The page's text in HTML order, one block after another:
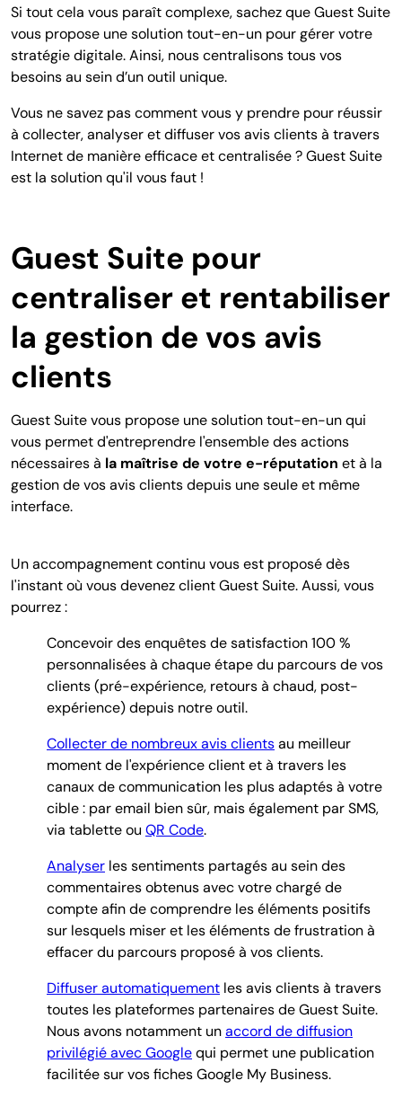
Si tout cela vous paraît complexe, sachez que Guest Suite
vous propose une solution tout-en-un pour gérer votre
stratégie digitale. Ainsi, nous centralisons tous vos
besoins au sein d’un outil unique.
Vous ne savez pas comment vous y prendre pour réussir
à collecter, analyser et diffuser vos avis clients à travers
Internet de manière efficace et centralisée ? Guest Suite
est la solution qu'il vous faut !
Guest Suite pour
centraliser et rentabiliser
la gestion de vos avis
clients
Guest Suite vous propose une solution tout-en-un qui
vous permet d'entreprendre l'ensemble des actions
nécessaires à la maîtrise de votre e-réputation et à la
gestion de vos avis clients depuis une seule et même
interface.
Un accompagnement continu vous est proposé dès
l'instant où vous devenez client Guest Suite. Aussi, vous
pourrez :
Concevoir des enquêtes de satisfaction 100 %
personnalisées à chaque étape du parcours de vos
clients (pré-expérience, retours à chaud, post-
expérience) depuis notre outil.
Collecter de nombreux avis clientsau meilleur
moment de l'expérience client et à travers les
canaux de communication les plus adaptés à votre
cible : par email bien sûr, mais également par SMS,
via tablette ou QR Code.
Analyser les sentiments partagés au sein des
commentaires obtenus avec votre chargé de
compte afin de comprendre les éléments positifs
sur lesquels miser et les éléments de frustration à
effacer du parcours proposé à vos clients.
Diffuser automatiquement les avis clients à travers
toutes les plateformes partenaires de Guest Suite.
Nous avons notamment unaccord de diffusion
privilégié avec Googlequi permet une publication
facilitée sur vos fiches Google My Business.